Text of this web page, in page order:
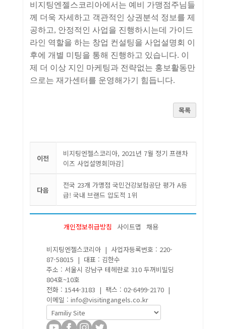
비지팅엔젤스코리아에서는 예비 가맹점주님들
께 더욱 자세하고 객관적인 상권분석 정보를 제
공하고, 안정적인 사업을 진행하시는데 가이드
라인 역할을 하는 창업 컨설팅을 사업설명회 이
후에 개별 미팅을 통해 진행하고 있습니다. 이
제 더 이상 지인 마케팅과 전략없는 홍보활동만
으로는 재가센터를 운영해가기 힘듭니다.
목록
이전
비지팅엔젤스코리아, 2021년 7월 정기 프랜차
이즈 사업설명회[마감]
다음
전국 23개 가맹점 국민건강보험공단 평가 A등
급! 국내 브랜드 압도적 1위
개인정보취급방침 사이트맵 채용
비지팅엔젤스코리아 | 사업자등록번호 : 220-
87-58015 | 대표 : 김한수
주소 : 서울시 강남구 테헤란로 310 두꺼비빌딩
804호~10호
전화 : 1544-3183 | 팩스 : 02-6499-2170 |
이메일 : info@visitingangels.co.kr